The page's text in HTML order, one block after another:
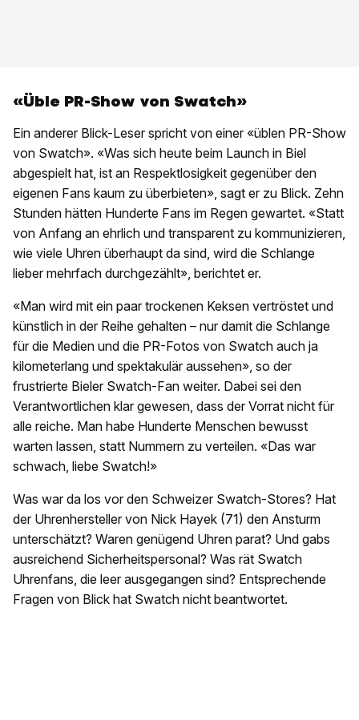
«Üble PR-Show von Swatch»
Ein anderer Blick-Leser spricht von einer «üblen PR-Show
von Swatch». «Was sich heute beim Launch in Biel
abgespielt hat, ist an Respektlosigkeit gegenüber den
eigenen Fans kaum zu überbieten», sagt er zu Blick. Zehn
Stunden hätten Hunderte Fans im Regen gewartet. «Statt
von Anfang an ehrlich und transparent zu kommunizieren,
wie viele Uhren überhaupt da sind, wird die Schlange
lieber mehrfach durchgezählt», berichtet er.
«Man wird mit ein paar trockenen Keksen vertröstet und
künstlich in der Reihe gehalten – nur damit die Schlange
für die Medien und die PR-Fotos von Swatch auch ja
kilometerlang und spektakulär aussehen», so der
frustrierte Bieler Swatch-Fan weiter. Dabei sei den
Verantwortlichen klar gewesen, dass der Vorrat nicht für
alle reiche. Man habe Hunderte Menschen bewusst
warten lassen, statt Nummern zu verteilen. «Das war
schwach, liebe Swatch!»
Was war da los vor den Schweizer Swatch-Stores? Hat
der Uhrenhersteller von Nick Hayek (71) den Ansturm
unterschätzt? Waren genügend Uhren parat? Und gabs
ausreichend Sicherheitspersonal? Was rät Swatch
Uhrenfans, die leer ausgegangen sind? Entsprechende
Fragen von Blick hat Swatch nicht beantwortet.